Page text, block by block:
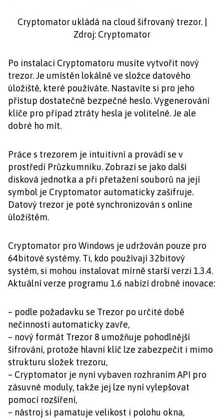
Cryptomator ukládá na cloud šifrovaný trezor. |
Zdroj: Cryptomator
Po instalaci Cryptomatoru musíte vytvořit nový
trezor. Je umístěn lokálně ve složce datového
úložiště, které používáte. Nastavíte si pro jeho
přístup dostatečně bezpečné heslo. Vygenerování
klíče pro případ ztráty hesla je volitelné. Je ale
dobré ho mít.
Práce s trezorem je intuitivní a provádí se v
prostředí Průzkumníku. Zobrazí se jako další
disková jednotka a při přetažení souborů na její
symbol je Cryptomator automaticky zašifruje.
Datový trezor je poté synchronizován s online
úložištěm.
Cryptomator pro Windows je udržován pouze pro
64bitové systémy. Ti, kdo používají 32bitový
systém, si mohou instalovat mírně starší verzi 1.3.4.
Aktuální verze programu 1.6 nabízí drobné inovace:
– podle požadavku se Trezor po určité době
nečinnosti automaticky zavře,
– nový formát Trezor 8 umožňuje pohodlnější
šifrování, protože hlavní klíč lze zabezpečit i mimo
strukturu složek trezoru,
– Cryptomator je nyní vybaven rozhraním API pro
zásuvné moduly, takže jej lze nyní vylepšovat
pomocí rozšíření,
– nástroj si pamatuje velikost i polohu okna,